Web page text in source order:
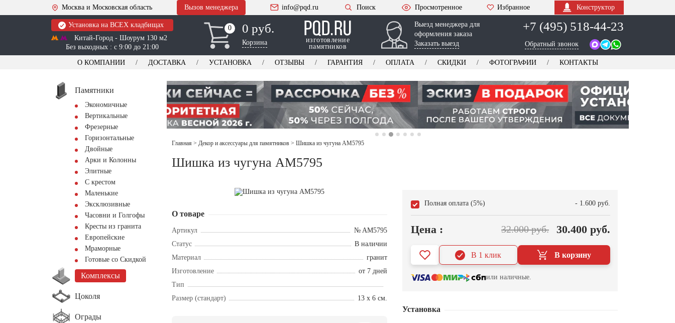
Москва и Московская область Вызов менеджера info@pqd.ru Поиск Просмотренное Избранное Конструктор
Установка на ВСЕХ кладбищах
Китай-Город - Шоурум 130 м2
Без выходных : с 9:00 до 21:00
0
0 0 руб.
Корзина
изготовление
памятников
Выезд менеджера для
оформления заказа
Заказать выезд
+7 (495) 518-44-23
Обратный звонок
О КОМПАНИИ ДОСТАВКА УСТАНОВКА ОТЗЫВЫ ГАРАНТИЯ ОПЛАТА СКИДКИ ФОТОГРАФИИ КОНТАКТЫ
Памятники
Экономичные
Вертикальные
Фрезерные
Горизонтальные
Двойные
Арки и Колонны
Элитные
С крестом
Маленькие
Эксклюзивные
Часовни и Голгофы
Кресты из гранита
Европейские
Мраморные
Готовые со Скидкой
Комплексы
Цоколя
Ограды
Главная > Декор и аксессуары для памятников > Шишка из чугуна AM5795
Шишка из чугуна AM5795
О товаре
Артикул
№ AM5795
Статус
В наличии
Материал
гранит
Изготовление
от 7 дней
Тип
Размер (стандарт)
13 х 6 см.
Полная оплата (5%) - 1.600 руб.
Цена : 32.000 руб. 30.400 руб.
В корзину
В 1 клик
или наличные.
Установка